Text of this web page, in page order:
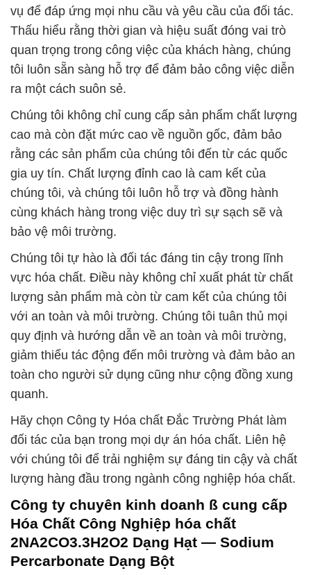
vụ để đáp ứng mọi nhu cầu và yêu cầu của đối tác.
Thấu hiểu rằng thời gian và hiệu suất đóng vai trò
quan trọng trong công việc của khách hàng, chúng
tôi luôn sẵn sàng hỗ trợ để đảm bảo công việc diễn
ra một cách suôn sẻ.
Chúng tôi không chỉ cung cấp sản phẩm chất lượng
cao mà còn đặt mức cao về nguồn gốc, đảm bảo
rằng các sản phẩm của chúng tôi đến từ các quốc
gia uy tín. Chất lượng đỉnh cao là cam kết của
chúng tôi, và chúng tôi luôn hỗ trợ và đồng hành
cùng khách hàng trong việc duy trì sự sạch sẽ và
bảo vệ môi trường.
Chúng tôi tự hào là đối tác đáng tin cậy trong lĩnh
vực hóa chất. Điều này không chỉ xuất phát từ chất
lượng sản phẩm mà còn từ cam kết của chúng tôi
với an toàn và môi trường. Chúng tôi tuân thủ mọi
quy định và hướng dẫn về an toàn và môi trường,
giảm thiểu tác động đến môi trường và đảm bảo an
toàn cho người sử dụng cũng như cộng đồng xung
quanh.
Hãy chọn Công ty Hóa chất Đắc Trường Phát làm
đối tác của bạn trong mọi dự án hóa chất. Liên hệ
với chúng tôi để trải nghiệm sự đáng tin cậy và chất
lượng hàng đầu trong ngành công nghiệp hóa chất.
Công ty chuyên kinh doanh ß cung cấp
Hóa Chất Công Nghiệp hóa chất
2NA2CO3.3H2O2 Dạng Hạt — Sodium
Percarbonate Dạng Bột